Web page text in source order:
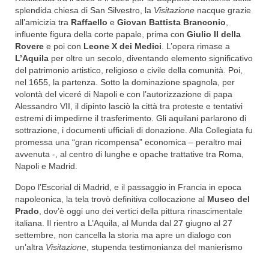
splendida chiesa di San Silvestro, la Visitazione nacque grazie
all’amicizia tra Raffaello e Giovan Battista Branconio,
influente figura della corte papale, prima con Giulio II della
Rovere e poi con Leone X dei Medici. L’opera rimase a
L’Aquila per oltre un secolo, diventando elemento significativo
del patrimonio artistico, religioso e civile della comunità. Poi,
nel 1655, la partenza. Sotto la dominazione spagnola, per
volontà del viceré di Napoli e con l’autorizzazione di papa
Alessandro VII, il dipinto lasciò la città tra proteste e tentativi
estremi di impedirne il trasferimento. Gli aquilani parlarono di
sottrazione, i documenti ufficiali di donazione. Alla Collegiata fu
promessa una “gran ricompensa” economica – peraltro mai
avvenuta -, al centro di lunghe e opache trattative tra Roma,
Napoli e Madrid.
Dopo l’Escorial di Madrid, e il passaggio in Francia in epoca
napoleonica, la tela trovò definitiva collocazione al Museo del
Prado, dov’è oggi uno dei vertici della pittura rinascimentale
italiana. Il rientro a L’Aquila, al Munda dal 27 giugno al 27
settembre, non cancella la storia ma apre un dialogo con
un’altra Visitazione, stupenda testimonianza del manierismo